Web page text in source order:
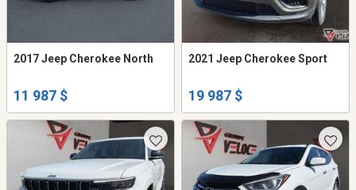
2017 Jeep Cherokee North
11 987 $
2021 Jeep Cherokee Sport
19 987 $